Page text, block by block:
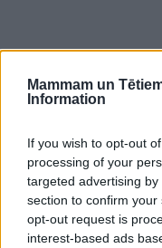
Mammam un
Information
If you wish to opt-out
processing of your
targeted advertising
section to confirm
opt-out request is
interest-based ads
Velta Straume: “Esmu
maigi glāstošs”